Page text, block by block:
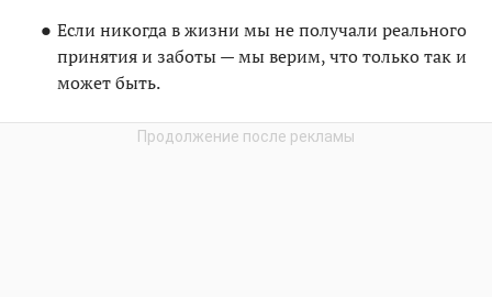
Если никогда в жизни мы не получали реального
принятия и заботы — мы верим, что только так и
может быть.